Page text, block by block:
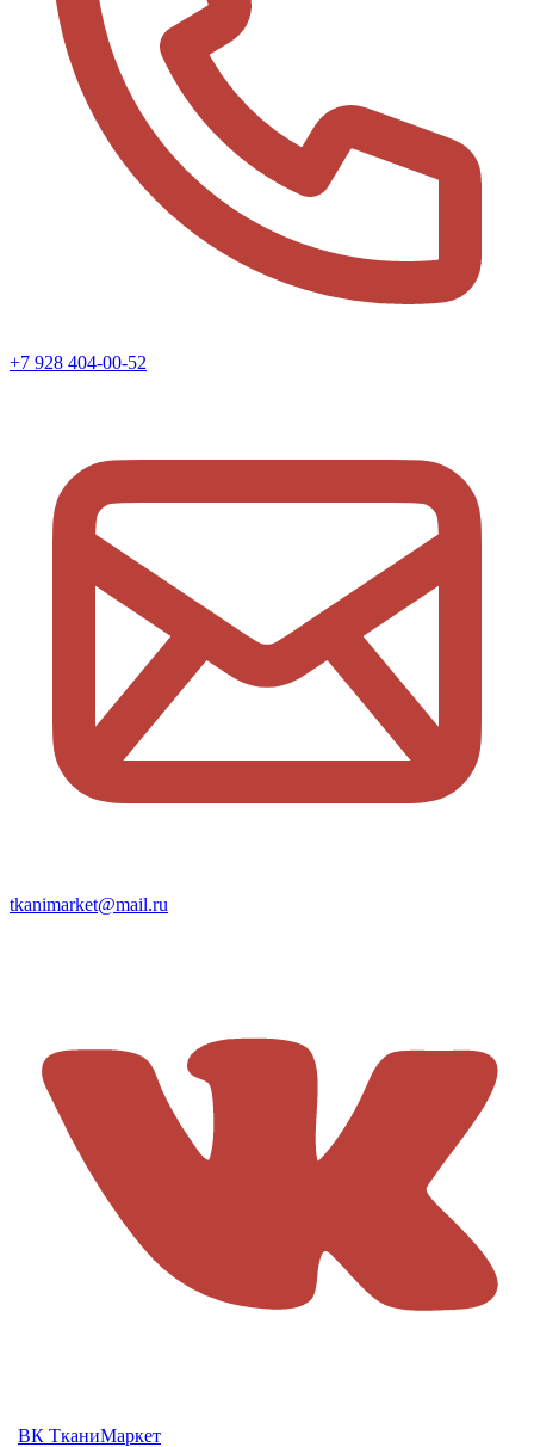
+7 928 404-00-52
tkanimarket@mail.ru
ВК ТканиМаркет